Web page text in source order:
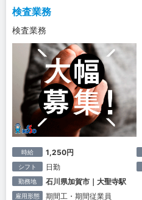
検査業務
検査業務
時給 1,250円
シフト 日勤
勤務地 石川県加賀市｜大聖寺駅
雇用形態 期間工・期間従業員